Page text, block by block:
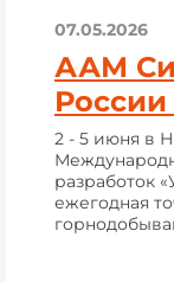
07.05.2026
ААМ
2 - 5 июня в
разработок
ежегодная